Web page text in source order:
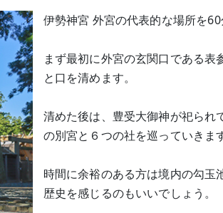
伊勢神宮 外宮の代表的な場所を
まず最初に外宮の玄関口である
と口を清めます。
清めた後は、豊受大御神が祀られ
の別宮と６つの社を巡っていきま
時間に余裕のある方は境内の勾玉
歴史を感じるのもいいでしょう。